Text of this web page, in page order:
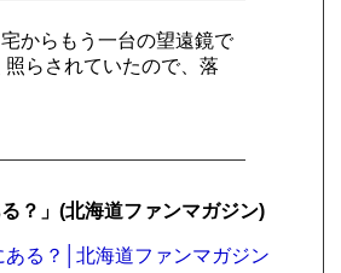
からもう一台の望遠鏡で
らされていたので、落
？」(北海道ファンマガジン)
る？│北海道ファンマガジン